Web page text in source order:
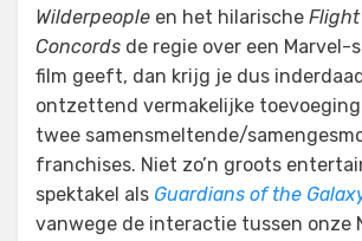
Wilderpeople en het hilarische
Concords de regie over een Marvel-
film geeft, dan krijg je dus
ontzettend vermakelijke
twee samensmeltende/
franchises. Niet zo’n groots
spektakel als Guardians of the
vanwege de interactie tussen onze